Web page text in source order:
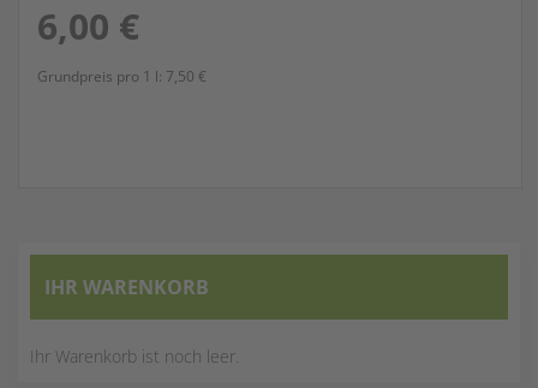
6,00 €
Grundpreis pro 1 l: 7,50 €
IHR WARENKORB
Ihr Warenkorb ist noch leer.